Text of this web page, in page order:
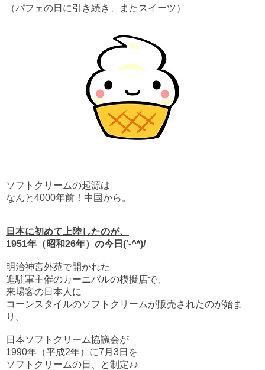
（パフェの日に引き続き、またスイーツ）
ソフトクリームの起源は
なんと4000年前！中国から。
日本に初めて上陸したのが、
1951年（昭和26年）の今日('-^*)/
明治神宮外苑で開かれた
進駐軍主催のカーニバルの模擬店で、
来場客の日本人に
コーンスタイルのソフトクリームが販売されたのが始ま
り。
日本ソフトクリーム協議会が
1990年（平成2年）に7月3日を
ソフトクリームの日、と制定♪♪